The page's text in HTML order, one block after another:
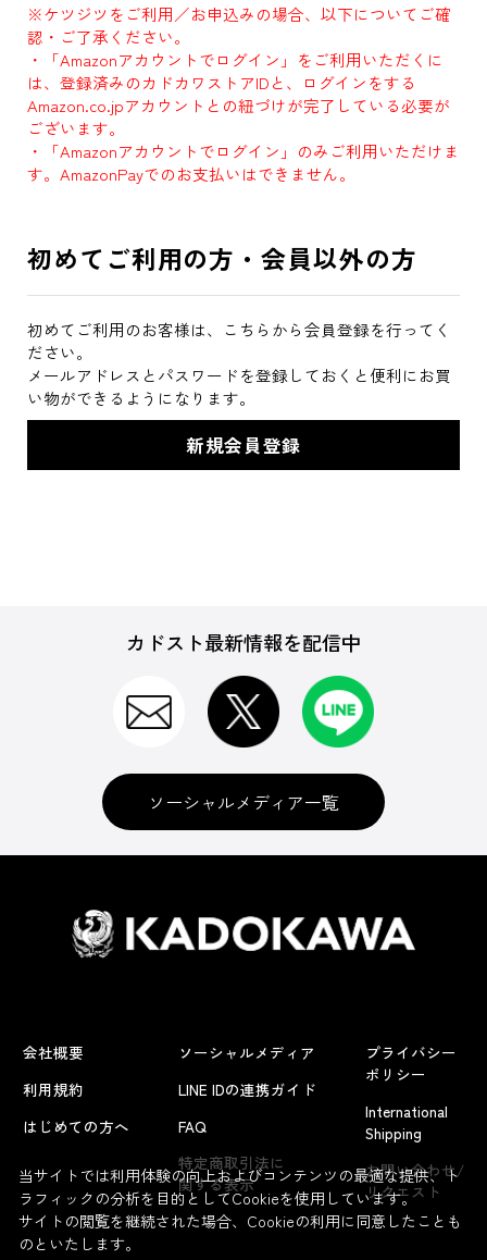
※ケツジツをご利用／お申込みの場合、以下についてご確
認・ご了承ください。
・「Amazonアカウントでログイン」をご利用いただくに
は、登録済みのカドカワストアIDと、ログインをする
Amazon.co.jpアカウントとの紐づけが完了している必要が
ございます。
・「Amazonアカウントでログイン」のみご利用いただけま
す。AmazonPayでのお支払いはできません。
初めてご利用の方・会員以外の方
初めてご利用のお客様は、こちらから会員登録を行ってく
ださい。
メールアドレスとパスワードを登録しておくと便利にお買
い物ができるようになります。
カドスト最新情報を配信中
ソーシャルメディア一覧
会社概要
利用規約
はじめての方へ
ソーシャルメディア
LINE IDの連携ガイド
FAQ
特定商取引法に
関する表示
プライバシー
ポリシー
International
Shipping
お問い合わせ/
リクエスト
当サイトでは利用体験の向上およびコンテンツの最適な提供、ト
ラフィックの分析を目的としてCookieを使用しています。
サイトの閲覧を継続された場合、Cookieの利用に同意したことも
のといたします。